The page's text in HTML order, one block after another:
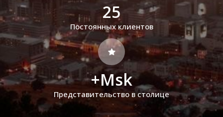
25
Постоянных клиентов
+Msk
Представительство в столице